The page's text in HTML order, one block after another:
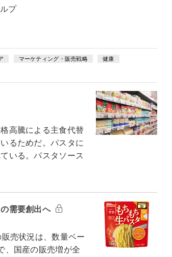
プ
マーケティング・販売戦略 健康
高騰による主食代替
るためだ。パスタに
いる。パスタソース
需要創出へ
売状況は、数量ベー
、国産の販売増が全